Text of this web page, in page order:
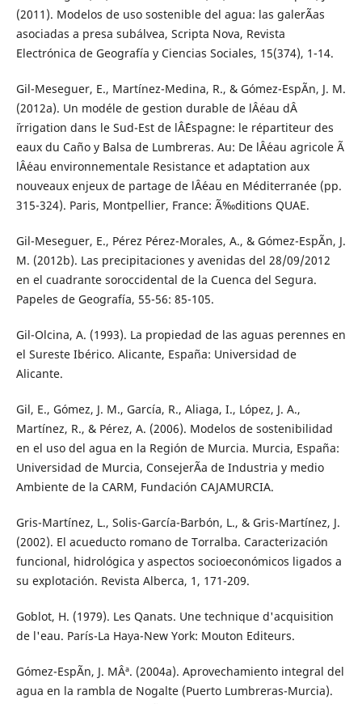
(2011). Modelos de uso sostenible del agua: las galerÃ­as
asociadas a presa subálvea, Scripta Nova, Revista
Electrónica de Geografía y Ciencias Sociales, 15(374), 1-14.
Gil-Meseguer, E., Martínez-Medina, R., & Gómez-EspÃ­n, J. M.
(2012a). Un modéle de gestion durable de lÂ´eau dÂ
´irrigation dans le Sud-Est de lÂ´Espagne: le répartiteur des
eaux du Caño y Balsa de Lumbreras. Au: De lÂ´eau agricole Ã
lÂ´eau environnementale Resistance et adaptation aux
nouveaux enjeux de partage de lÂ´eau en Méditerranée (pp.
315-324). Paris, Montpellier, France: Ã‰ditions QUAE.
Gil-Meseguer, E., Pérez Pérez-Morales, A., & Gómez-EspÃ­n, J.
M. (2012b). Las precipitaciones y avenidas del 28/09/2012
en el cuadrante soroccidental de la Cuenca del Segura.
Papeles de Geografía, 55-56: 85-105.
Gil-Olcina, A. (1993). La propiedad de las aguas perennes en
el Sureste Ibérico. Alicante, España: Universidad de
Alicante.
Gil, E., Gómez, J. M., García, R., Aliaga, I., López, J. A.,
Martínez, R., & Pérez, A. (2006). Modelos de sostenibilidad
en el uso del agua en la Región de Murcia. Murcia, España:
Universidad de Murcia, ConsejerÃ­a de Industria y medio
Ambiente de la CARM, Fundación CAJAMURCIA.
Gris-Martínez, L., Solis-García-Barbón, L., & Gris-Martínez, J.
(2002). El acueducto romano de Torralba. Caracterización
funcional, hidrológica y aspectos socioeconómicos ligados a
su explotación. Revista Alberca, 1, 171-209.
Goblot, H. (1979). Les Qanats. Une technique d'acquisition
de l'eau. París-La Haya-New York: Mouton Editeurs.
Gómez-EspÃ­n, J. MÂª. (2004a). Aprovechamiento integral del
agua en la rambla de Nogalte (Puerto Lumbreras-Murcia).